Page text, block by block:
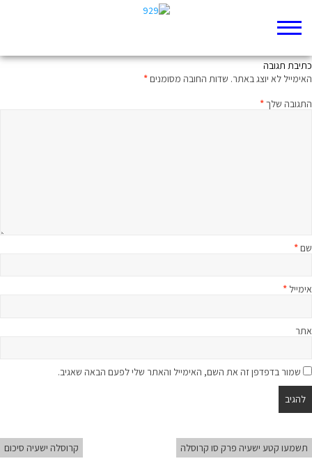
כתיבת תגובה
האימייל לא יוצג באתר. שדות החובה מסומנים*
התגובה שלך*
שם*
אימייל *
אתר
שמור בדפדפן זה את השם, האימייל והאתר שלי לפעם הבאה שאגיב.
תשמעו קטע ישעיה פרק סו קרוסלה קרוסלה ישעיה סיכום